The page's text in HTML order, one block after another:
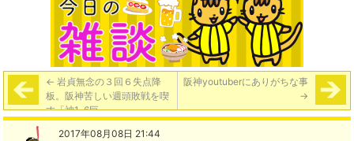
← 岩貞無念の３回６失点降
板。阪神苦しい週頭敗戦を喫
す「神1-6巨」
阪神youtuberにありがちな事
→
2017年08月08日 21:44